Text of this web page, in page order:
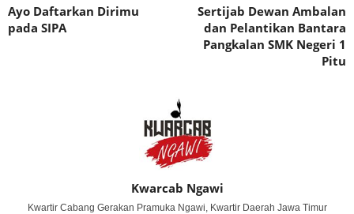
Ayo Daftarkan Dirimu
pada SIPA
Sertijab Dewan Ambalan
dan Pelantikan Bantara
Pangkalan SMK Negeri 1
Pitu
Kwarcab Ngawi
Kwartir Cabang Gerakan Pramuka Ngawi, Kwartir Daerah Jawa Timur